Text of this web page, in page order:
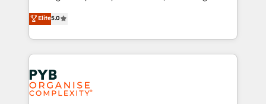
nurturing sequences. - Cross-hub setup across
Marketing, Sales, Operations, and Service Hubs. -
Ongoing optimization, managed support, and
scalable retainers. Let’s make HubSpot your most
powerful growth engine. Built to convert, scale, and
drive results.
automation, CRM and RevOps consulting, data
architecture, sales enablement, lifecycle automation,
lead scoring and revenue reporting. HubSpot,
Salesforce and integrated enterprise stacks. Digital
Marketing, Answer Engine Optimisation, and
Generative Engine Optimisation (AI Search),
HubSpot Content Hub, WordPress development,
Elite5.0